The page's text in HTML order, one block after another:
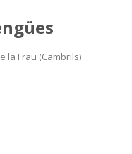
la Frau (Cambrils)